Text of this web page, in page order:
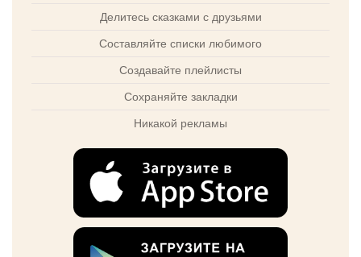
Делитесь сказками с друзьями
Составляйте списки любимого
Создавайте плейлисты
Сохраняйте закладки
Никакой рекламы